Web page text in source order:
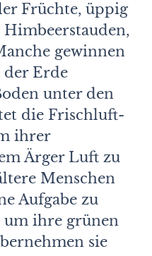
Früchte, üppig
gewinnen
Erde
unter den
die Frischluft-
ihrer
Ärger Luft zu
Menschen
Aufgabe zu
um ihre grünen
sie